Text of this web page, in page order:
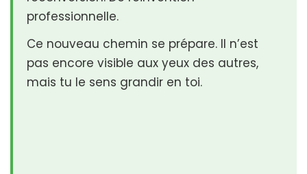
professionnelle.
Ce nouveau chemin se prépare. Il n’est
pas encore visible aux yeux des autres,
mais tu le sens grandir en toi.